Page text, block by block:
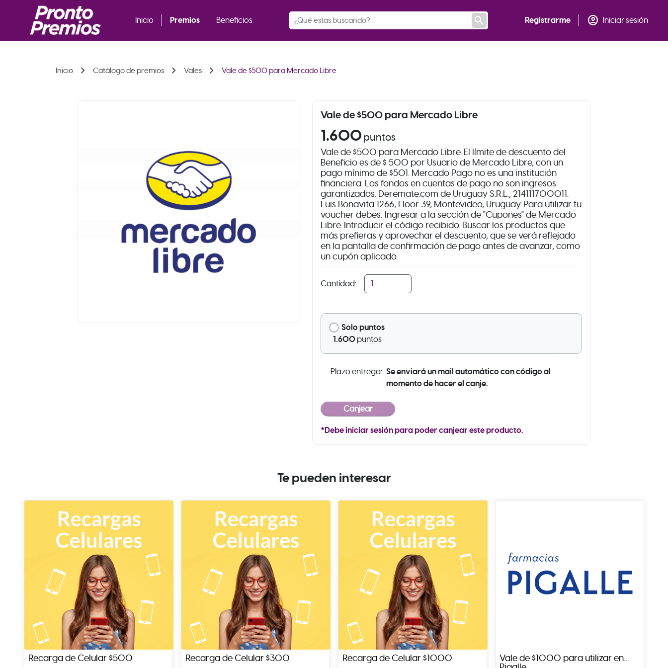
Inicio Premios Beneficios search Registrarme account_circle Iniciar sesión
Inicio chevron_right Catálogo de premios chevron_right Vales chevron_right Vale de $500 para Mercado Libre
Vale de $500 para Mercado Libre
1.600 puntos
Vale de $500 para Mercado Libre. El límite de descuento del
Beneficio es de $ 500 por Usuario de Mercado Libre, con un
pago mínimo de $501. Mercado Pago no es una institución
financiera. Los fondos en cuentas de pago no son ingresos
garantizados. Deremate.com de Uruguay S.R.L., 214111700011.
Luis Bonavita 1266, Floor 39, Montevideo, Uruguay. Para utilizar tu
voucher debes: Ingresar a la sección de "Cupones" de Mercado
Libre. Introducir el código recibido. Buscar los productos que
más prefieras y aprovechar el descuento, que se verá reflejado
en la pantalla de confirmación de pago antes de avanzar, como
un cupón aplicado.
Cantidad:
Solo puntos
1.600 puntos
Plazo entrega: Se enviará un mail automático con código al
momento de hacer el canje.
*Debe iniciar sesión para poder canjear este producto.
Te pueden interesar
Recarga de Celular $500 Recarga de Celular $300 Recarga de Celular $1000
Vale de $1000 para utilizar en